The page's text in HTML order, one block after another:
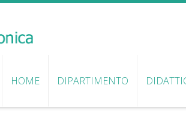
HOME DIPARTIMENTO